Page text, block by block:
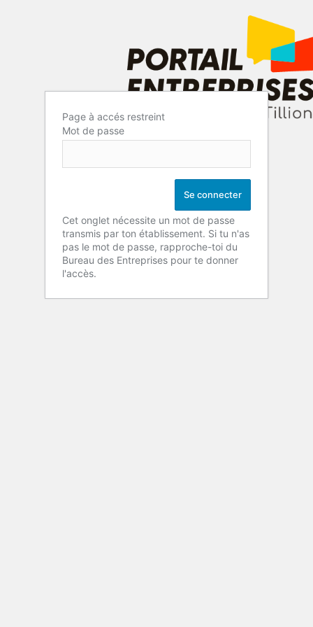
Page à accés restreint
Mot de passe
Cet onglet nécessite un mot de passe
transmis par ton établissement. Si tu n'as
pas le mot de passe, rapproche-toi du
Bureau des Entreprises pour te donner
l'accès.